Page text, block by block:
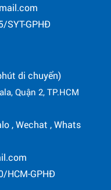
SYT-GPHĐ
di chuyển)
Quận 2, TP.HCM
, Wechat , Whats
HCM-GPHĐ